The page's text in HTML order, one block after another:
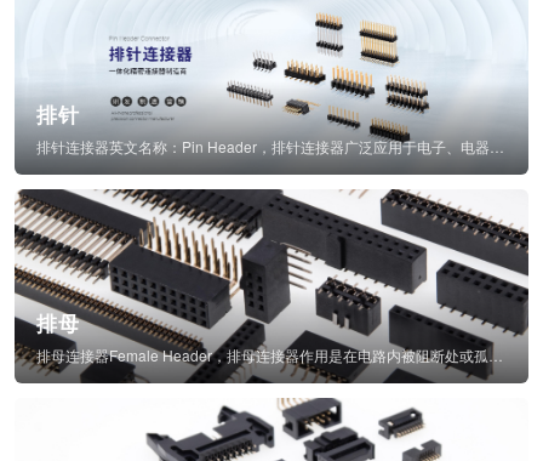
排针
排母
排母连接器Female Header，排母连接器作用是在电路内被阻断处或孤立不通...